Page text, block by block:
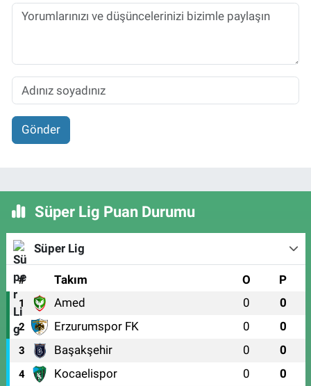
Gönder
Süper Lig Puan Durumu
Süper Lig
# Takım O P
1 Amed 0 0
2 Erzurumspor FK 0 0
3 Başakşehir 0 0
4 Kocaelispor 0 0